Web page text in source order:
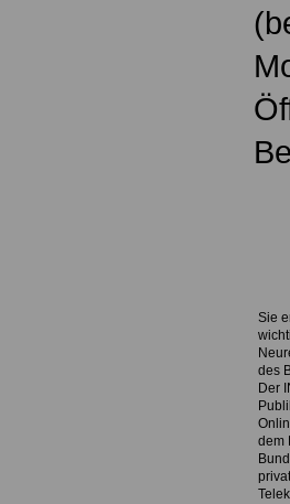
Sie
des
Der
dem